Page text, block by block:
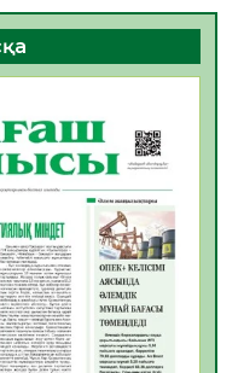
31 0
иммундау
34
32